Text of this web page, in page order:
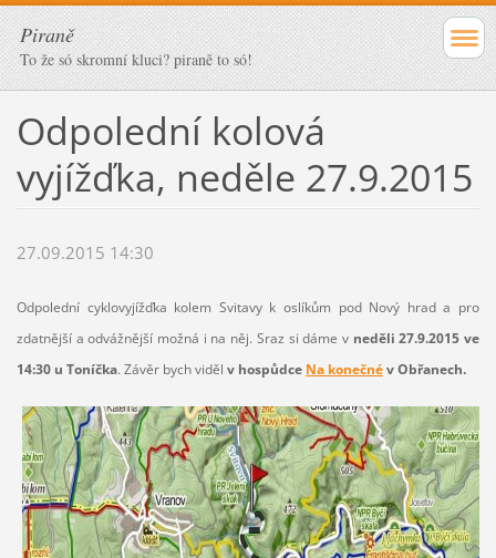
Piraně
To že só skromní kluci? piraně to só!
Odpolední kolová
vyjížďka, neděle 27.9.2015
27.09.2015 14:30
Odpolední cyklovyjížďka kolem Svitavy k oslíkům pod Nový hrad a pro
zdatnější a odvážnější možná i na něj. Sraz si dáme v neděli 27.9.2015 ve
14:30 u Toníčka. Závěr bych viděl v hospůdce Na konečnév Obřanech.